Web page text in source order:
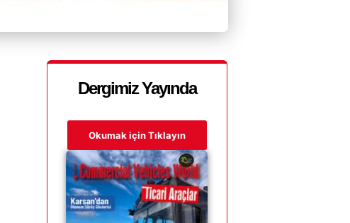
Dergimiz Yayında
Okumak için Tıklayın